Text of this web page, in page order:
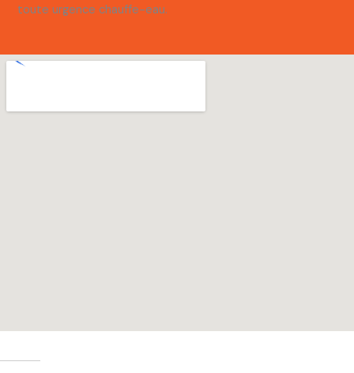
toute urgence chauffe-eau.